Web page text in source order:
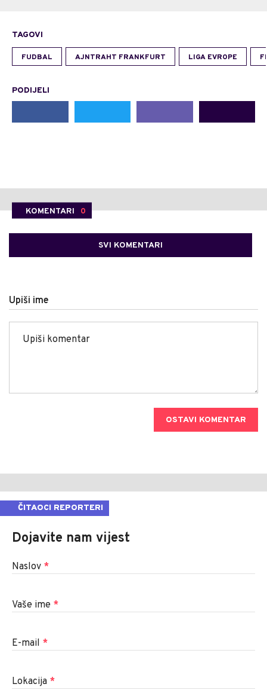
TAGOVI
FUDBAL AJNTRAHT FRANKFURT LIGA EVROPE
PODIJELI
KOMENTARI 0
SVI KOMENTARI
Upiši ime
OSTAVI KOMENTAR
ČITAOCI REPORTERI
Dojavite nam vijest
Naslov *
Vaše ime *
E-mail *
Lokacija *